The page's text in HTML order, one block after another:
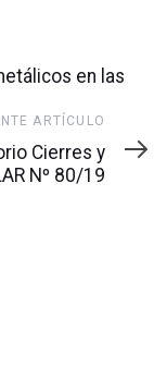
en las
ARTÍCULO
Cierres y
Nº 80/19